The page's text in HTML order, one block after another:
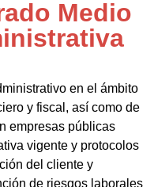
Medio
en el ámbito
y fiscal, así como de
empresas públicas
vigente y protocolos
del cliente y
de riesgos laborales